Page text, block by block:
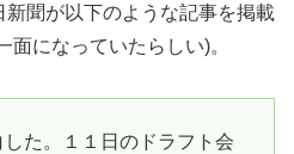
新聞が以下のような記事を掲載
面になっていたらしい)。
た。１１日のドラフト会